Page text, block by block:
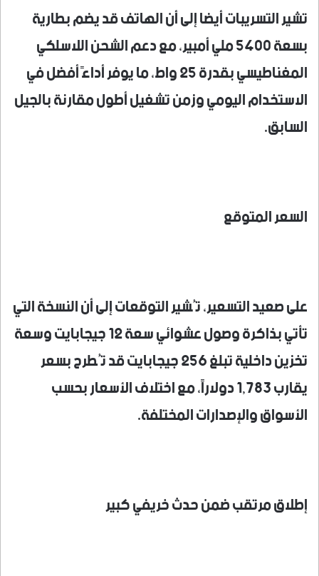
تشير التسريبات أيضا إلى أن الهاتف قد يضم بطارية
بسعة 5400 ملي أمبير، مع دعم الشحن اللاسلكي
المغناطيسي بقدرة 25 واط، ما يوفر أداءً أفضل في
الاستخدام اليومي وزمن تشغيل أطول مقارنة بالجيل
السابق.
السعر المتوقع
على صعيد التسعير، تُشير التوقعات إلى أن النسخة التي
تأتي بذاكرة وصول عشوائي سعة 12 جيجابايت وسعة
تخزين داخلية تبلغ 256 جيجابايت قد تُطرح بسعر
يقارب 1,783 دولاراً، مع اختلاف الأسعار بحسب
الأسواق والإصدارات المختلفة.
إطلاق مرتقب ضمن حدث خريفي كبير